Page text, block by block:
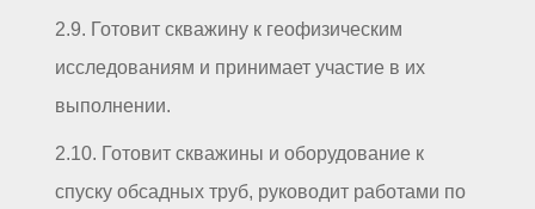
2.9. Готовит скважину к геофизическим
исследованиям и принимает участие в их
выполнении.
2.10. Готовит скважины и оборудование к
спуску обсадных труб, руководит работами по